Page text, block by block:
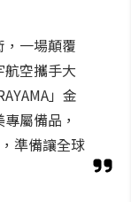
一場顛覆
空攜手大
」金
屬備品，
準備讓全球